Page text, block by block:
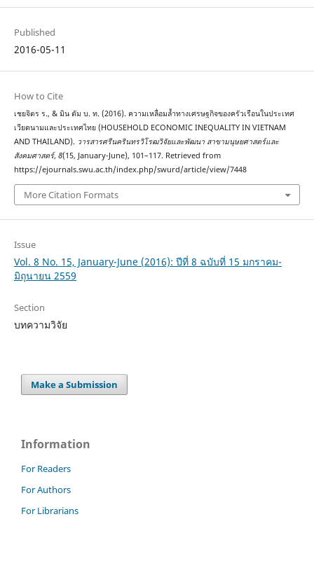
Published
2016-05-11
How to Cite
เชยจิตร ร., & มิน ตัม บ. ท. (2016). ความเหลื่อมล้ำทางเศรษฐกิจของครัวเรือนในประเทศ
เวียดนามและประเทศไทย (HOUSEHOLD ECONOMIC INEQUALITY IN VIETNAM
AND THAILAND). วารสารศรีนครินทรวิโรฒวิจัยและพัฒนา สาขามนุษยศาสตร์และ
สังคมศาสตร์, 8(15, January-June), 101–117. Retrieved from
https://ejournals.swu.ac.th/index.php/swurd/article/view/7448
More Citation Formats
Issue
Vol. 8 No. 15, January-June (2016): ปีที่ 8 ฉบับที่ 15 มกราคม-
มิถุนายน 2559
Section
บทความวิจัย
Make a Submission
Information
For Readers
For Authors
For Librarians